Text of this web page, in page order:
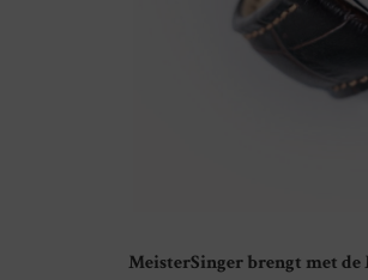
MeisterSinger brengt met de